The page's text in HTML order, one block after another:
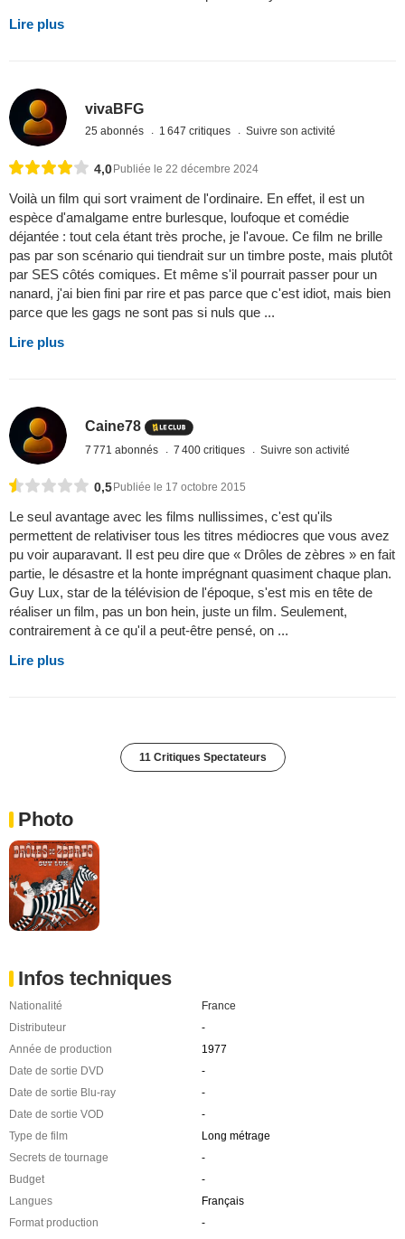
Lire plus
vivaBFG
25 abonnés 1 647 critiques Suivre son activité
4,0Publiée le 22 décembre 2024
Voilà un film qui sort vraiment de l'ordinaire. En effet, il est un
espèce d'amalgame entre burlesque, loufoque et comédie
déjantée : tout cela étant très proche, je l'avoue. Ce film ne brille
pas par son scénario qui tiendrait sur un timbre poste, mais plutôt
par SES côtés comiques. Et même s'il pourrait passer pour un
nanard, j'ai bien fini par rire et pas parce que c'est idiot, mais bien
parce que les gags ne sont pas si nuls que ...
Lire plus
Caine78
7 771 abonnés 7 400 critiques Suivre son activité
0,5 Publiée le 17 octobre 2015
Le seul avantage avec les films nullissimes, c'est qu'ils
permettent de relativiser tous les titres médiocres que vous avez
pu voir auparavant. Il est peu dire que « Drôles de zèbres » en fait
partie, le désastre et la honte imprégnant quasiment chaque plan.
Guy Lux, star de la télévision de l'époque, s'est mis en tête de
réaliser un film, pas un bon hein, juste un film. Seulement,
contrairement à ce qu'il a peut-être pensé, on ...
Lire plus
11 Critiques Spectateurs
Photo
Infos techniques
Nationalité
France
Distributeur
-
Année de production
1977
Date de sortie DVD
-
Date de sortie Blu-ray
-
Date de sortie VOD
-
Type de film
Long métrage
Secrets de tournage
-
Budget
-
Langues
Français
Format production
-